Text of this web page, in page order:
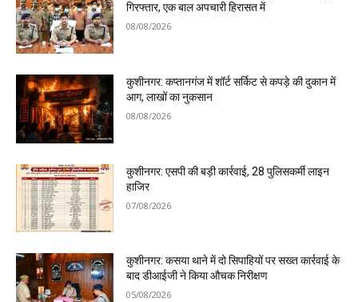
गिरफ्तार, एक बाल अपचारी हिरासत में
08/08/2026
कुशीनगर: कप्तानगंज में शॉर्ट सर्किट से कपड़े की दुकान में
आग, लाखों का नुकसान
08/08/2026
कुशीनगर: एसपी की बड़ी कार्रवाई, 28 पुलिसकर्मी लाइन
हाजिर
07/08/2026
कुशीनगर: कसया थाने में दो सिपाहियों पर सख्त कार्रवाई के
बाद डीआईजी ने किया औचक निरीक्षण
05/08/2026